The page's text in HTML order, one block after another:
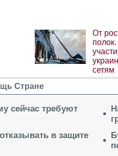
От
сетям
Стране
сейчас требуют
в защите